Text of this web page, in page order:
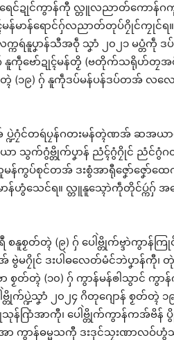
ေင်ဍုင်ကွာန်ကီု လ္တူလညာတ်ကောန်ဂ
န်မာန်ရောင်ဂှ်လညာတ်တုပ်ဂၠိုင်ကၠုင်
ကရဴနူပၞာန်သီအဝဵု သၞာံ ၂၀၂၁ မပ္တံကဵု ဒပ်
ဂှ် နူကဵုဗော်ဍုၚ်မန်တၟိ (ဗတိုက်သရိုဟ်တၠ
ၚဲ (၁၉) ဂှ် နူကဵုဒပ်မန်ပန်ဒပ်တအ် လလ
ဍဲဂၠံင်တရဴပၠန်ဂတးမန်တ္ၚဲဏအ် ဆအယ
ယာ သွက်ဂွံဗ္တိုက်ပၞာန် ညံၚ်ဂွံဂၠိုင် ညံင်ဂွံ
မန်ကွပ်စုင်တအ် ဒးစွံအာရီုဇၞော်ဇၞေ
မာန်ဟွံသေင်ရ။ လ္တူနူသ္ၚောဲကဵုတိုင်ပ္ကဴ
စနူစၟတ်တ္ၚဲ (၉) ဂှ် ပေါဲဗ္တိုက်ဗ္ဒာဲကွာ
မဂၠိုင် ဒးပါဲဓလေတ်မံင်ဘဲပၞာန်ကီု၊ တုဲ
စၟတ်တ္ၚဲ (၁၀) ဂှ် ကွာန်မန်ၜါသွာင် ကွ
က်ပ္ဍဲသၞာံ ၂၀၂၄ ဂိတုဂျောန် စၟတ်တ္ၚဲ
န်ဂြာံအာကီု၊ ပေါဲဗ္တိုက်ကွာန်ကအ်
အာ ကွာန်ဓမ္မသကီု ဒးဒုင်သၠးဏာ